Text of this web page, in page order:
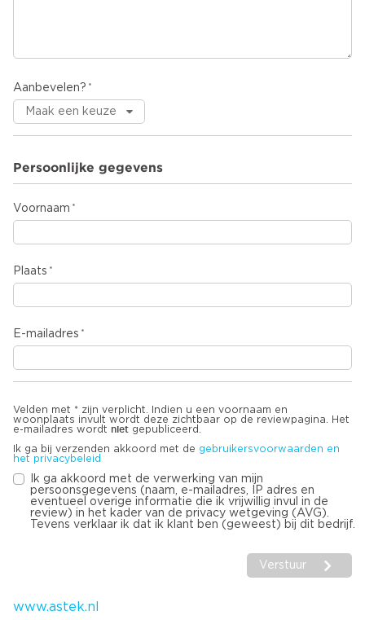
Aanbevelen?
Persoonlijke gegevens
Voornaam
Plaats
E-mailadres
Velden met * zijn verplicht. Indien u een voornaam en
woonplaats invult wordt deze zichtbaar op de reviewpagina. Het
e-mailadres wordt niet gepubliceerd.
Ik ga bij verzenden akkoord met de gebruikersvoorwaarden en
het privacybeleid
Ik ga akkoord met de verwerking van mijn
persoonsgegevens (naam, e-mailadres, IP adres en
eventueel overige informatie die ik vrijwillig invul in de
review) in het kader van de privacy wetgeving (AVG).
Tevens verklaar ik dat ik klant ben (geweest) bij dit bedrijf.
Verstuur
www.astek.nl